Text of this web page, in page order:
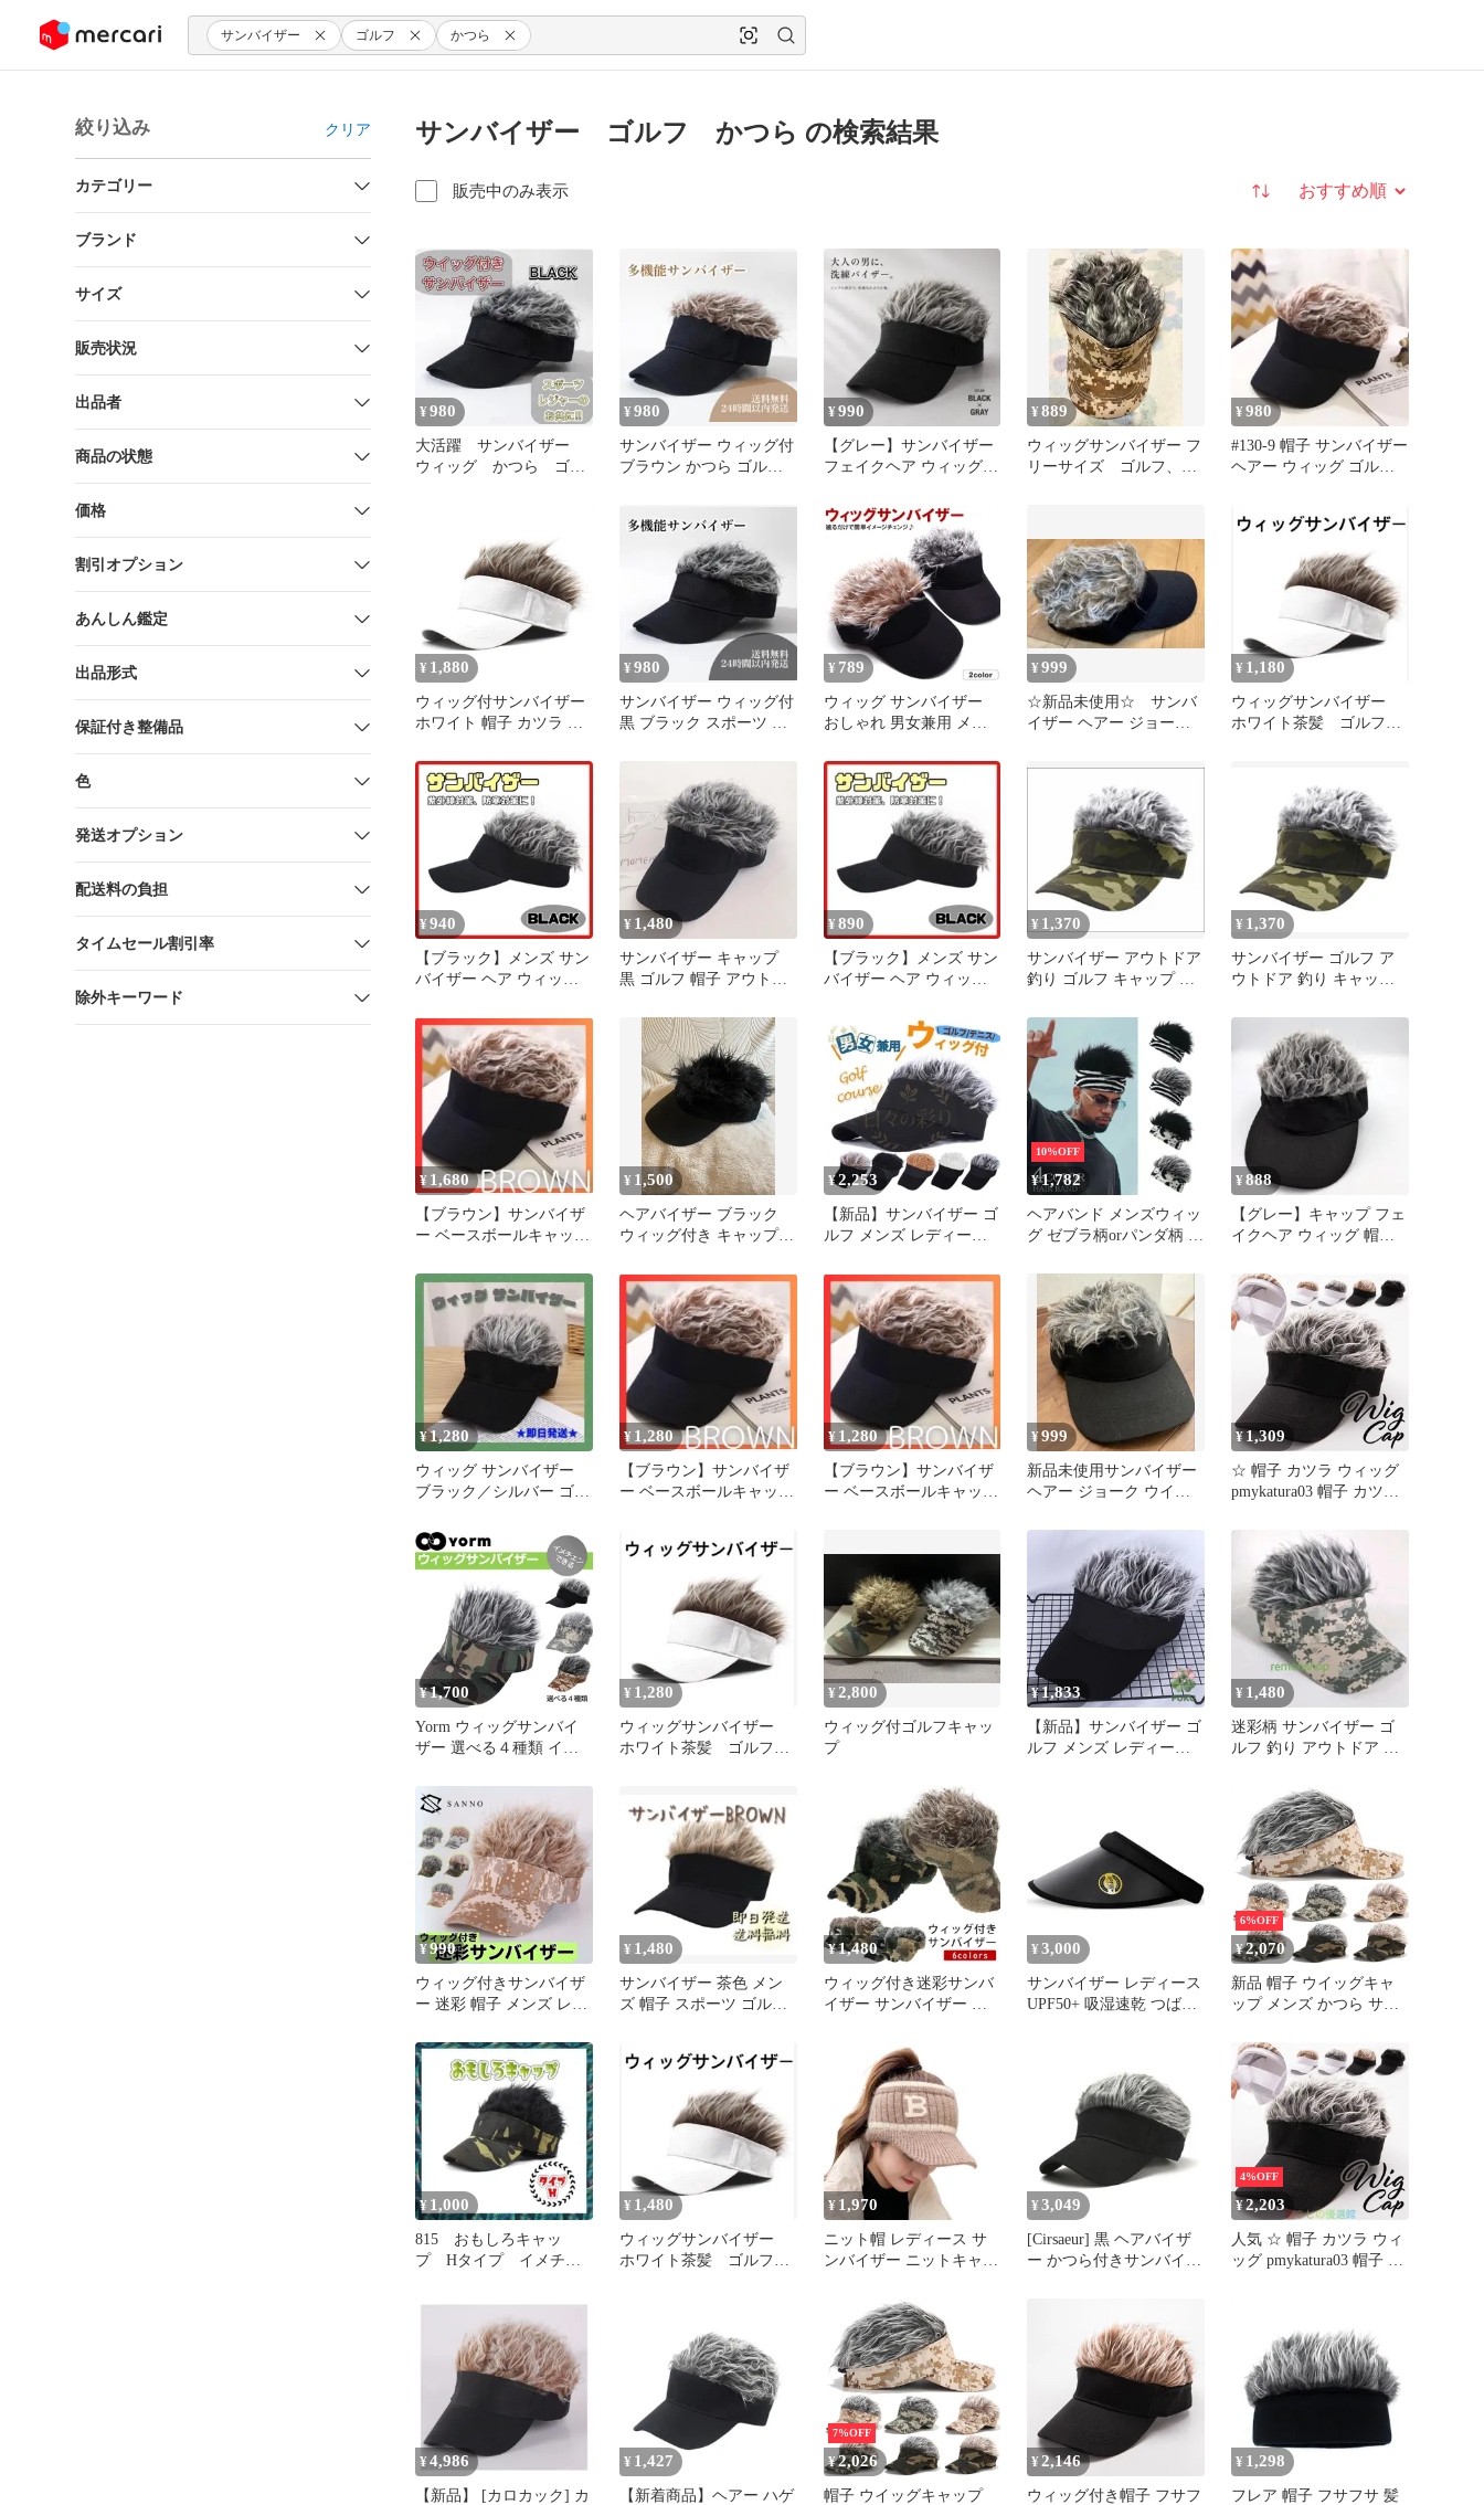
ツにスキップ サンバイザー ゴルフ かつら
絞り込み クリア
カテゴリー
ブランド
サイズ
販売状況
出品者
商品の状態
価格
割引オプション
あんしん鑑定
出品形式
保証付き整備品
色
発送オプション
配送料の負担
タイムセール割引率
除外キーワード
サンバイザー ゴルフ かつら の検索結果
販売中のみ表示 並び替え
¥980
大活躍 サンバイザー
ウィッグ かつら ゴル
¥980
サンバイザー ウィッグ付
ブラウン かつら ゴルフ
¥990
【グレー】サンバイザー
フェイクヘア ウィッグ
¥889
ウィッグサンバイザー フ
リーサイズ ゴルフ、釣
¥980
#130-9 帽子 サンバイザー
ヘアー ウィッグ ゴルフ
¥ 1,880
ウィッグ付サンバイザー
ホワイト 帽子 カツラ ウ
ウィッグ付き アウトドア
スポー ゴルフ n548
¥980
サンバイザー ウィッグ付
黒 ブラック スポーツ 釣
¥ 789
ウィッグ サンバイザー
おしゃれ 男女兼用 メン
り キャップ 帽子
¥999
☆新品未使用☆ サンバ
イザー ヘアー ジョーク
¥ 1,180
ウィッグサンバイザー
ホワイト茶髪 ゴルフ帽
¥ 940
【ブラック】メンズ サン
バイザー ヘア ウィッグ
¥ 1,480
サンバイザー キャップ
黒 ゴルフ 帽子 アウトド
¥890
【ブラック】メンズ サン
バイザー ヘア ウィッグ
¥ 1,370
サンバイザー アウトドア
釣り ゴルフ キャップ 帽
¥ 1,370
サンバイザー ゴルフ ア
ウトドア 釣り キャップ
¥ 1,680
【ブラウン】サンバイザ
ー ベースボールキャッ
付き 男女兼用
¥ 1,500
ヘアバイザー ブラック
ウィッグ付き キャップ
¥2,253
【新品】サンバイザー ゴ
ルフ メンズ レディース
イズ調整可能 ふさふさ
ヘアー帽子 フレアバイザ
ーキャップ ウィッグ 野
外活動jp102yb
10%OFF
¥1,782
ヘアバンド メンズウィッ
グ ゼブラ柄orパンダ柄 全
ーヘアー フレアバイザー
かつら ウィッグ メンズ
ヘア バイザー 髪の毛 ゴ
ルフ アウトドア フレア
ー ヘアーバイザー ふさ
ふさ 髪 hair 帽子 ハロウ
ィン コスプレ
¥888
【グレー】キャップ フェ
イクヘア ウィッグ 帽子
¥1,280
ウィッグ サンバイザー
ブラック／シルバー ゴル
¥ 1,280
【ブラウン】サンバイザ
ー ベースボールキャッ
¥ 1,280
【ブラウン】サンバイザ
ー ベースボールキャッ
¥999
新品未使用サンバイザー
ヘアー ジョーク ウイッ
¥1,309
☆ 帽子 カツラ ウィッグ
pmykatura03 帽子 カツラ
ウィッグ付き 髪の毛付き
ウィッグ ウイッグキャッ
プ かつら メンズ ぼうし
キャップ エクステンショ
ン オシャレ かっこいい
日よけ 散歩 ゴルフ 釣り
変装 仮装
¥1,700
Yorm ウィッグサンバイ
ザー 選べる４種類 イメ
ペ景品 カツラバイザー
ジョークバイザー フレア
バイザー アウトドア フ
ィッシング
¥ 1,280
ウィッグサンバイザー
ホワイト茶髪 ゴルフ帽
¥ 2,800
ウィッグ付ゴルフキャッ
プ
¥1,833
【新品】サンバイザー ゴ
ルフ メンズ レディース
ーキャップ ウィッグ 野
外活動154866
¥ 1,480
迷彩柄 サンバイザー ゴ
ルフ 釣り アウトドア キ
¥990
ウィッグ付きサンバイザ
ー 迷彩 帽子 メンズ レデ
迷彩 かつら ゴルフ 野球
帽 アウトドア 敬老の日
プレゼント 釣り 日焼け
防止 イメチェン 変装 ジ
ョークグッズ 韓国ファッ
ション フリーサイズ お
すすめ 人気 おしゃれ 紫
外線対策
¥ 1,480
サンバイザー 茶色 メン
ズ 帽子 スポーツ ゴルフ
¥1,480
ウィッグ付き迷彩サンバ
イザー サンバイザー ゴ
の毛付き フレアーバイザ
ー ウイッグ ふわふわ あ
ったか 迷彩 防寒 帽子 コ
ンペ コンペ景品 g006-11
¥ 3,000
サンバイザー レディース
UPF50+ 吸湿速乾 つば広
6%OFF
¥2,070
新品 帽子 ウイッグキャ
ップ メンズ かつら サン
ヘア帽子 ウィッグ エク
ステンション ハゲ隠し
変装 仮装 オシャレ カジ
ュアル ファッション ゴ
ルフ 釣り #jqwkp
¥ 1,000
815 おもしろキャッ
プ Hタイプ イメチェ
ウィッグ
¥ 1,480
ウィッグサンバイザー
ホワイト茶髪 ゴルフ帽
¥ 1,970
ニット帽 レディース サ
ンバイザー ニットキャッ
ズ 伸縮性 ニット帽子 小
顔効果 つば付き 通勤 通
学 ゴルフ スポーツ (ブラ
ウン) [ブラウン] [Free
Size]
¥ 3,049
[Cirsaeur] 黒 ヘアバイザ
ー かつら付きサンバイザ
ー ファッション グッズ
帽子 アウトドア ゴルフ
日除け 釣り 日除け 野球
帽 男女兼用 フェイクヘ
4%OFF
¥2,203
人気 ☆ 帽子 カツラ ウィ
ッグ pmykatura03 帽子 カ
グキャップ かつら メン
ズ ぼうし キャップ エク
ステンション オシャレ
かっこいい 日よけ 散歩
ゴルフzh0326
¥4,986
【新品】 [カロカック] カ
¥ 1,427
【新着商品】ヘアー ハゲ
7%OFF
¥2,026
帽子 ウイッグキャップ
¥2,146
ウィッグ付き帽子 フサフ
¥ 1,298
フレア 帽子 フサフサ 髪